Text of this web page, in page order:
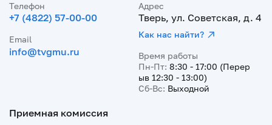
Телефон
+7 (4822) 57-00-00
Email
info@tvgmu.ru
Адрес
Тверь, ул. Советская, д. 4
Как нас найти?
Время работы
Пн-Пт: 8:30 - 17:00 (Перер
ыв 12:30 - 13:00)
Сб-Вс: Выходной
Приемная комиссия